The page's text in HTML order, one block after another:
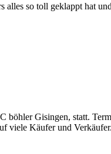
so toll geklappt hat
Gisingen, statt.
viele Käufer und